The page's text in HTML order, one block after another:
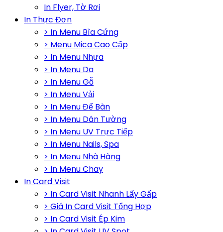
In Flyer, Tờ Rơi
In Thực Đơn
> In Menu Bìa Cứng
> Menu Mica Cao Cấp
> In Menu Nhựa
> In Menu Da
> In Menu Gỗ
> In Menu Vải
> In Menu Để Bàn
> In Menu Dán Tường
> In Menu UV Trực Tiếp
> In Menu Nails, Spa
> In Menu Nhà Hàng
> In Menu Chay
In Card Visit
> In Card Visit Nhanh Lấy Gấp
> Giá In Card Visit Tổng Hợp
> In Card Visit Ép Kim